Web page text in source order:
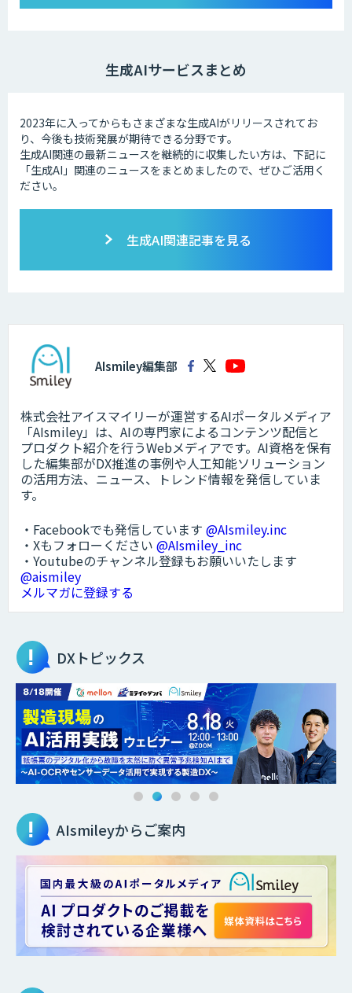
生成AIサービスまとめ
2023年に入ってからもさまざまな生成AIがリリースされてお
り、今後も技術発展が期待できる分野です。
生成AI関連の最新ニュースを継続的に収集したい方は、下記に
「生成AI」関連のニュースをまとめましたので、ぜひご活用く
ださい。
生成AI関連記事を見る
AIsmiley編集部
株式会社アイスマイリーが運営するAIポータルメディア
「AIsmiley」は、AIの専門家によるコンテンツ配信と
プロダクト紹介を行うWebメディアです。AI資格を保有
した編集部がDX推進の事例や人工知能ソリューション
の活用方法、ニュース、トレンド情報を発信していま
す。
・Facebookでも発信しています @AIsmiley.inc
・Xもフォローください @AIsmiley_inc
・Youtubeのチャンネル登録もお願いいたします
@aismiley
メルマガに登録する
DXトピックス
AIsmileyからご案内